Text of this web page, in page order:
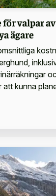
valpar
ägare
kunna